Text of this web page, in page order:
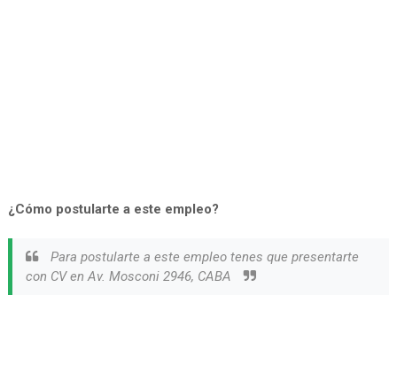
¿Cómo postularte a este empleo?
Para postularte a este empleo tenes que presentarte
con CV en Av. Mosconi 2946, CABA